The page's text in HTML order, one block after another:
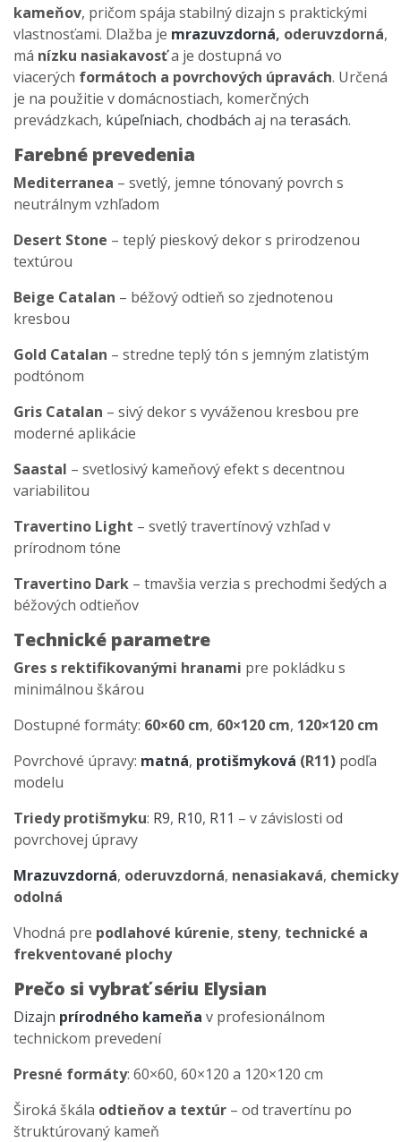
kameňov, pričom spája stabilný dizajn s praktickými
vlastnosťami. Dlažba je mrazuvzdorná, oderuvzdorná,
má nízku nasiakavosťa je dostupná vo
viacerých formátoch a povrchových úpravách. Určená
je na použitie v domácnostiach, komerčných
prevádzkach, kúpeľniach, chodbách aj na terasách.
Farebné prevedenia
Mediterranea – svetlý, jemne tónovaný povrch s
neutrálnym vzhľadom
Desert Stone – teplý pieskový dekor s prirodzenou
textúrou
Beige Catalan – béžový odtieň so zjednotenou
kresbou
Gold Catalan – stredne teplý tón s jemným zlatistým
podtónom
Gris Catalan – sivý dekor s vyváženou kresbou pre
moderné aplikácie
Saastal – svetlosivý kameňový efekt s decentnou
variabilitou
Travertino Light – svetlý travertínový vzhľad v
prírodnom tóne
Travertino Dark – tmavšia verzia s prechodmi šedých a
béžových odtieňov
Technické parametre
Gres s rektifikovanými hranami pre pokládku s
minimálnou škárou
Dostupné formáty: 60×60 cm, 60×120 cm, 120×120 cm
Povrchové úpravy: matná, protišmyková (R11) podľa
modelu
Triedy protišmyku: R9, R10, R11 – v závislosti od
povrchovej úpravy
Mrazuvzdorná, oderuvzdorná, nenasiakavá, chemicky
odolná
Vhodná pre podlahové kúrenie, steny, technické a
frekventované plochy
Prečo si vybrať sériu Elysian
Dizajn prírodného kameňa v profesionálnom
technickom prevedení
Presné formáty: 60×60, 60×120 a 120×120 cm
Široká škála odtieňov a textúr – od travertínu po
štruktúrovaný kameň